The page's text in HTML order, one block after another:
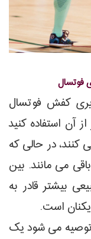
کفش فوتسال
استفاده کنید
کنند، در حالی که
می مانند. بین
بیشتر قادر به
است.
توصیه می شود یک